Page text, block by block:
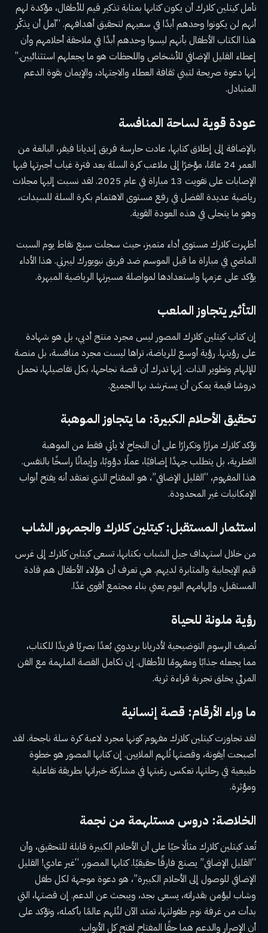
تأمل كيتلين كلارك أن يكون كتابها بمثابة تذكير قيم للأطفال، مؤكدة لهم
أنهم لن يكونوا وحدهم أبدًا في سعيهم لتحقيق أهدافهم. “آمل أن يذكّر
هذا الكتاب الأطفال بأنهم ليسوا وحدهم أبدًا في ملاحقة أحلامهم وأن
إعطاء القليل الإضافي للأشخاص واللحظات هو ما يجعلهم استثنائيين.”
إنها دعوة صريحة لتبني ثقافة العطاء والاجتهاد، والإيمان بقوة الدعم
المتبادل.
عودة قوية لساحة المنافسة
بالإضافة إلى إطلاق كتابها، عادت حارسة فريق إنديانا فيفر، البالغة من
العمر 24 عامًا، مؤخرًا إلى ملاعب كرة السلة بعد فترة غياب أجبرتها فيها
الإصابات على تفويت 13 مباراة في عام 2025. لقد نسبت إليها مجلات
رياضية عديدة الفضل في رفع مستوى الاهتمام بكرة السلة للسيدات،
وهو ما يتجلى في هذه العودة القوية.
أظهرت كلارك مستوى أداء متميز، حيث سجلت سبع نقاط يوم السبت
الماضي في مباراة ما قبل الموسم ضد فريق نيويورك ليبرتي. هذا الأداء
يؤكد على عزمها واستعدادها لمواصلة مسيرتها الرياضية المبهرة.
التأثير يتجاوز الملعب
إن كتاب كيتلين كلارك المصور ليس مجرد منتج أدبي، بل هو شهادة
على رؤيتها. رؤية أوسع للرياضة، تراها ليست مجرد منافسة، بل منصة
للإلهام وتطوير الذات. إنها تدرك أن قصة نجاحها، بكل تفاصيلها، تحمل
دروسًا قيمة يمكن أن يسترشد بها الجميع.
تحقيق الأحلام الكبيرة: ما يتجاوز الموهبة
تؤكد كلارك مرارًا وتكرارًا على أن النجاح لا يأتي فقط من الموهبة
الفطرية، بل يتطلب جهدًا إضافيًا، عملًا دؤوبًا، وإيمانًا راسخًا بالنفس.
هذا المفهوم، “القليل الإضافي”، هو المفتاح الذي تعتقد أنه يفتح أبواب
الإمكانيات غير المحدودة.
استثمار المستقبل: كيتلين كلارك والجمهور الشاب
من خلال استهداف جيل الشباب بكتابها، تسعى كيتلين كلارك إلى غرس
قيم الإيجابية والمثابرة لديهم. هي تعرف أن هؤلاء الأطفال هم قادة
المستقبل، وإلهامهم اليوم يعني بناء مجتمع أقوى غدًا.
رؤية ملونة للحياة
تُضيف الرسوم التوضيحية لأدريانا بريدوي بُعدًا بصريًا فريدًا للكتاب،
مما يجعله جذابًا ومفهومًا للأطفال. إن تكامل القصة الملهمة مع الفن
المرئي يخلق تجربة قراءة ثرية.
ما وراء الأرقام: قصة إنسانية
لقد تجاوزت كيتلين كلارك مفهوم كونها مجرد لاعبة كرة سلة ناجحة. لقد
أصبحت أيقونة، وقصتها تُلهم الملايين. إن كتابها المصور هو خطوة
طبيعية في رحلتها، تعكس رغبتها في مشاركة خبراتها بطريقة تفاعلية
ومؤثرة.
الخلاصة: دروس مستلهمة من نجمة
تُعد كيتلين كلارك مثالًا حيًا على أن الأحلام الكبيرة قابلة للتحقيق، وأن
“القليل الإضافي” يصنع فارقًا حقيقيًا. كتابها المصور، “غير عادي! القليل
الإضافي للوصول إلى الأحلام الكبيرة”، هو دعوة موجهة لكل طفل
وشاب ليؤمن بقدراته، يسعى بجد، ويبحث عن الدعم. إن قصتها، التي
بدأت من غرفة نوم طفولتها، تمتد الآن لتُلهم عالمًا بأكمله، وتؤكد على
أن الإصرار والدعم هما حقًا المفتاح لفتح كل الأبواب.